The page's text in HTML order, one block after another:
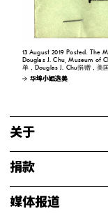
13 August 2019 Posted. The
Douglas J. Chu, Museum of
单，Douglas J. Chu捐赠，美
华埠小姐选美
关于
捐款
媒体报道